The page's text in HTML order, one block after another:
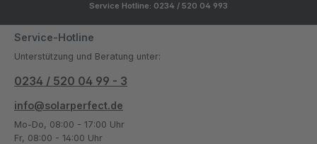
Service Hotline: 0234 / 520 04 993
Service-Hotline
Unterstützung und Beratung unter:
0234 / 520 04 99 - 3
info@solarperfect.de
Mo-Do, 08:00 - 17:00 Uhr
Fr, 08:00 - 14:00 Uhr